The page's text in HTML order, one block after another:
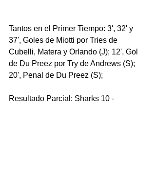
Tantos en el Primer Tiempo: 3', 32' y
37', Goles de Miotti por Tries de
Cubelli, Matera y Orlando (J); 12', Gol
de Du Preez por Try de Andrews (S);
20', Penal de Du Preez (S);
Resultado Parcial: Sharks 10 -